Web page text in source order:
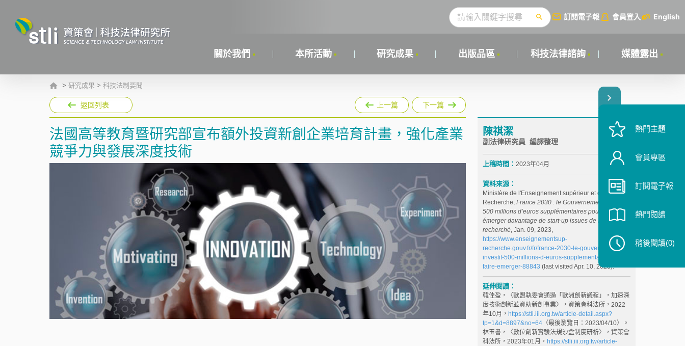
訂閱電子報 會員登入 English
關於我們 本所活動 研究成果 出版品區 科技法律諮詢 媒體露出
> 研究成果 > 科技法制要聞
返回列表 上一篇 下一篇
法國高等教育暨研究部宣布額外投資新創企業培育計畫，強化產業
競爭力與發展深度技術
陳祺潔
副法律研究員 編譯整理
上稿時間： 2023年04月
資料來源：
Ministère de l'Enseignement supérieur et de la
Recherche, France 2030 : le Gouvernement investit
500 millions d’euros supplémentaires pour faire
émerger davantage de start-up issues de la
recherché, Jan. 09, 2023,
https://www.enseignementsup-
recherche.gouv.fr/fr/france-2030-le-gouvernement-
investit-500-millions-d-euros-supplementaires-pour-
faire-emerger-88843 (last visited Apr. 10, 2023).
延伸閱讀：
韓佳盈，〈歐盟執委會通過「歐洲創新議程」，加速深
度技術創新並資助新創事業〉，資策會科法所，2022
年10月， https://stli.iii.org.tw/article-detail.aspx?
tp=1&d=8897&no=64（最後瀏覽日：2023/04/10）。
林玉書，〈數位創新實驗法規沙盒制度研析〉，資策會
科法所，2023年01月， https://stli.iii.org.tw/article-
熱門主題
會員專區
訂閱電子報
熱門閱讀
稍後閱讀(0)